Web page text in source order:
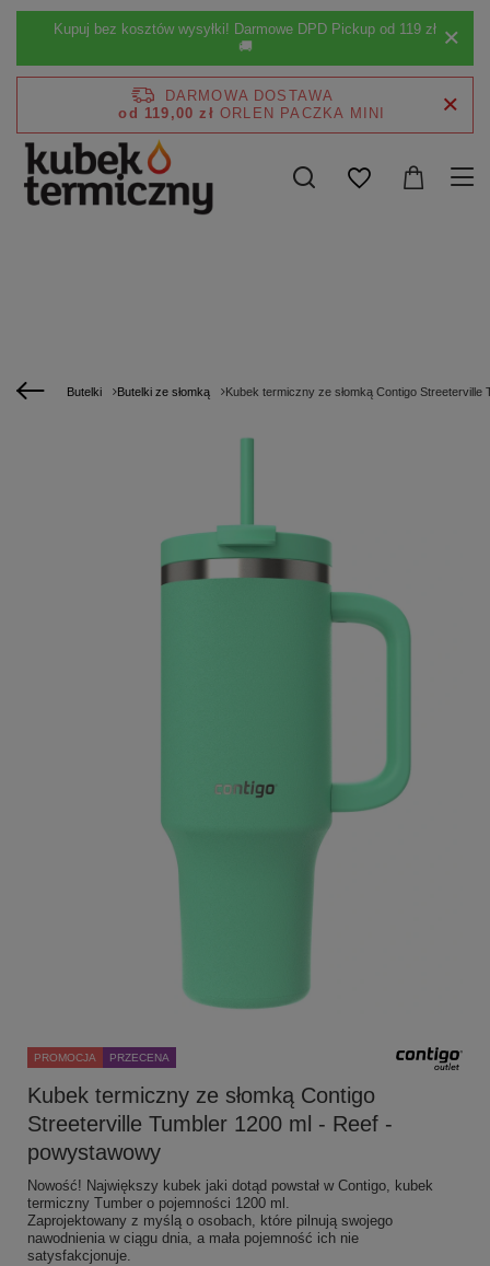
Kupuj bez kosztów wysyłki! Darmowe DPD Pickup od 119 zł
🚚
DARMOWA DOSTAWA
od 119,00 zł
Butelki Butelki ze słomką Kubek termiczny ze słomką Contigo
PROMOCJA PRZECENA
Kubek termiczny ze słomką Contigo
Streeterville Tumbler 1200 ml - Reef -
powystawowy
Nowość! Największy kubek jaki dotąd powstał w Contigo, kubek
termiczny Tumber o pojemności 1200 ml.
Zaprojektowany z myślą o osobach, które pilnują swojego
nawodnienia w ciągu dnia, a mała pojemność ich nie
satysfakcjonuje.